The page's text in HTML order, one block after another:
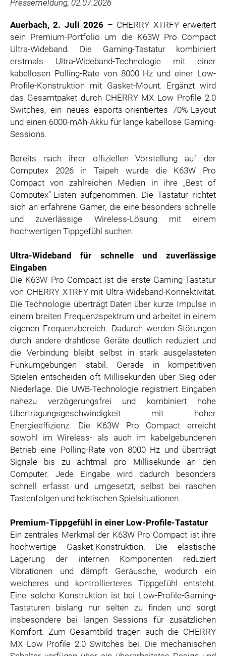
SYLVOX
PREMIUM AUDIO
KOSPET
ONKYO
WARNER BROS. DISCOVERY GLOBAL CONSUMER PRODUCTS
ZOOPLUS
RABEA ROGGE
SWITCHBOT
SUPERUM
PRESSEBILDER
PRESSEKONTAKT
Pressemeldung, 02.07.2026
Auerbach, 2. Juli 2026 – CHERRY XTRFY erweitert
sein Premium-Portfolio um die K63W Pro Compact
Ultra-Wideband. Die Gaming-Tastatur kombiniert
erstmals Ultra-Wideband-Technologie mit einer
kabellosen Polling-Rate von 8000 Hz und einer Low-
Profile-Konstruktion mit Gasket-Mount. Ergänzt wird
das Gesamtpaket durch CHERRY MX Low Profile 2.0
Switches, ein neues esports-orientiertes 70%-Layout
und einen 6000-mAh-Akku für lange kabellose Gaming-
Sessions.
Bereits nach ihrer offiziellen Vorstellung auf der
Computex 2026 in Taipeh wurde die K63W Pro
Compact von zahlreichen Medien in ihre „Best of
Computex“-Listen aufgenommen. Die Tastatur richtet
sich an erfahrene Gamer, die eine besonders schnelle
und zuverlässige Wireless-Lösung mit einem
hochwertigen Tippgefühl suchen.
Ultra-Wideband für schnelle und zuverlässige
Eingaben
Die K63W Pro Compact ist die erste Gaming-Tastatur
von CHERRY XTRFY mit Ultra-Wideband-Konnektivität.
Die Technologie überträgt Daten über kurze Impulse in
einem breiten Frequenzspektrum und arbeitet in einem
eigenen Frequenzbereich. Dadurch werden Störungen
durch andere drahtlose Geräte deutlich reduziert und
die Verbindung bleibt selbst in stark ausgelasteten
Funkumgebungen stabil. Gerade in kompetitiven
Spielen entscheiden oft Millisekunden über Sieg oder
Niederlage. Die UWB-Technologie registriert Eingaben
nahezu verzögerungsfrei und kombiniert hohe
Übertragungsgeschwindigkeit mit hoher
Energieeffizienz. Die K63W Pro Compact erreicht
sowohl im Wireless- als auch im kabelgebundenen
Betrieb eine Polling-Rate von 8000 Hz und überträgt
Signale bis zu achtmal pro Millisekunde an den
Computer. Jede Eingabe wird dadurch besonders
schnell erfasst und umgesetzt, selbst bei raschen
Tastenfolgen und hektischen Spielsituationen.
Premium-Tippgefühl in einer Low-Profile-Tastatur
Ein zentrales Merkmal der K63W Pro Compact ist ihre
hochwertige Gasket-Konstruktion. Die elastische
Lagerung der internen Komponenten reduziert
Vibrationen und dämpft Geräusche, wodurch ein
weicheres und kontrollierteres Tippgefühl entsteht.
Eine solche Konstruktion ist bei Low-Profile-Gaming-
Tastaturen bislang nur selten zu finden und sorgt
insbesondere bei langen Sessions für zusätzlichen
Komfort. Zum Gesamtbild tragen auch die CHERRY
MX Low Profile 2.0 Switches bei. Die mechanischen